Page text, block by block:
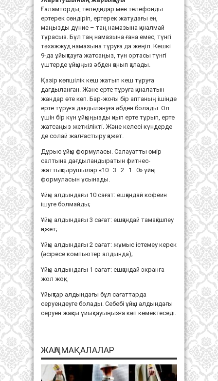
Ғаламторды, теледидар мен телефонды
ертерек сөндіріп, ертерек жатудағы ең
маңызды дүние – таң намазына қиналмай
тұрасыз. Бұл таң намазына ғана емес, түнгі
тәхажжуд намазына тұруға да жеңіл. Кешкі
9-да ұйықтауға жатсаңыз, түн ортасы түнгі
үштерде ұйқыңыз әбден қанып қалады.
Қазір көпшілік кеш жатып кеш тұруға
дағдыланған. Және ерте тұруға қиналатын
жандар өте көп. Бар-жоғы бір аптаның ішінде
ерте тұруға дағдылануға әбден болады. Ол
үшін бір күн ұйқыңызды қиып ерте тұрып, ерте
жатсаңыз жеткілікті. Және келесі күндерде
де солай жалғастыру қажет.
Дұрыс ұйқы формуласы. Салауатты өмір
салтына дағдыландыратын фитнес-
жаттықтырушылар «10–3–2–1–0» ұйқы
формуласын ұсынады.
Ұйқы алдындағы 10 сағат: ешқандай кофеин
ішуге болмайды;
Ұйқы алдындағы 3 сағат: ешқандай тамақ ішпеу
қажет;
Ұйқы алдындағы 2 сағат: жұмыс істемеу керек
(әсіресе компьютер алдында);
Ұйқы алдындағы 1 сағат: ешқандай экранға
жол жоқ;
Ұйықтар алдындағы бұл сағаттарда
серуендеуге болады. Себебі ұйқы алдындағы
серуен жақсы ұйықтауыңызға көп көмектеседі.
ЖАҢА МАҚАЛАЛАР